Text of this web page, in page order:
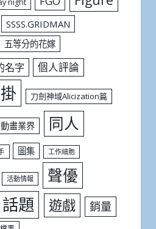
night
SSSS.GRIDMAN
五等分的花嫁
名字 個人評論
刀劍神域Alicization篇
動畫業界 同人
圖集 工作細胞
活動情報 聲優
話題 遊戲 銷量